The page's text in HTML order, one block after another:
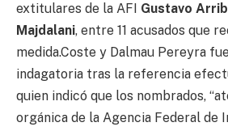
extitulares de la AFI Gustavo
Majdalani, entre 11 acusados que
medida.Coste y Dalmau Pereyra
indagatoria tras la referencia
quien indicó que los nombrados,
orgánica de la Agencia Federal de